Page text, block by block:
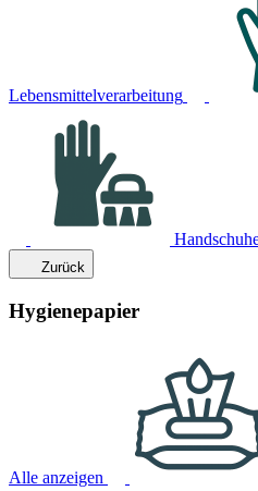
Lebensmittelverarbeitung
Zurück
Hygienepapier
Alle anzeigen